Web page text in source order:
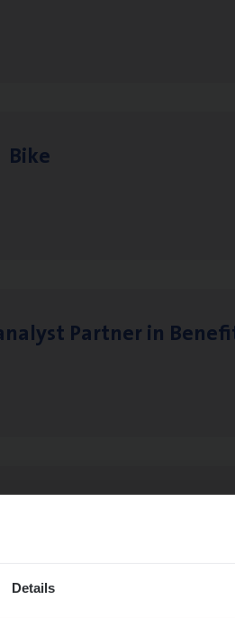
Details
Bike
Part­ner in